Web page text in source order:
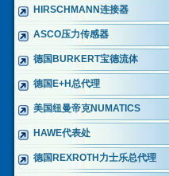
HIRSCHMANN连接器
ASCO压力传感器
德国BURKERT宝德流体
德国E+H总代理
美国纽曼帝克NUMATICS
HAWE代表处
德国REXROTH力士乐总代理